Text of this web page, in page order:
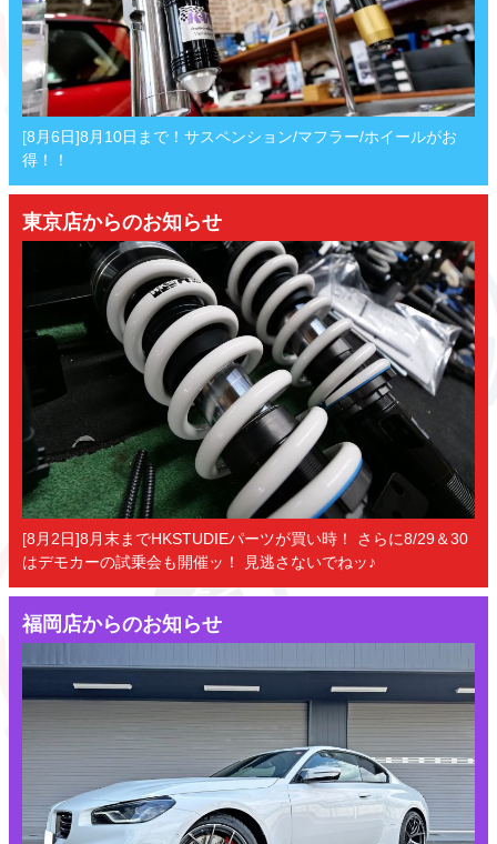
[8月6日]8月10日まで！サスペンション/マフラー/ホイールがお
得！！
東京店からのお知らせ
[8月2日]8月末までHKSTUDIEパーツが買い時！ さらに8/29＆30
はデモカーの試乗会も開催ッ！ 見逃さないでねッ♪
福岡店からのお知らせ